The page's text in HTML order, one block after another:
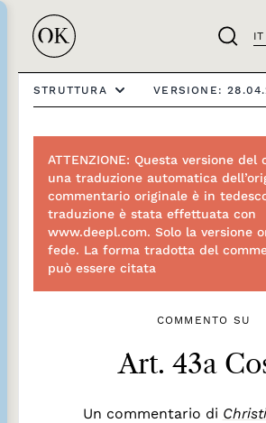
IT
STRUTTURA VERSIONE:
ATTENZIONE: Questa versione
una traduzione automatica
commentario originale è in
traduzione è stata effettuata con
www.deepl.com. Solo la versione
fede. La forma tradotta del
può essere citata
COMMENTO SU
Art. 43a
Un commentario di